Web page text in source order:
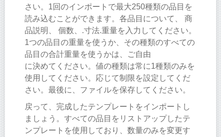
さい。1回のインポートで最大250種類の品目を
読み込むことができます。各品目について、 商
品説明、 個数、.寸法.重量を入力してください。
1つの品目の重量を使うか、その種類のすべての
品目の合計重量を使うかは、ご自由
に決めてください。値の種類は常に1種類のみを
使用してください。応じて制限を設定してくだ
さい。最後に、ファイルを保存してください。
戻って、完成したテンプレートをインポートし
ましょう。すべての品目をリストアップしたテ
ンプレートを使用しており、数量のみを変更す